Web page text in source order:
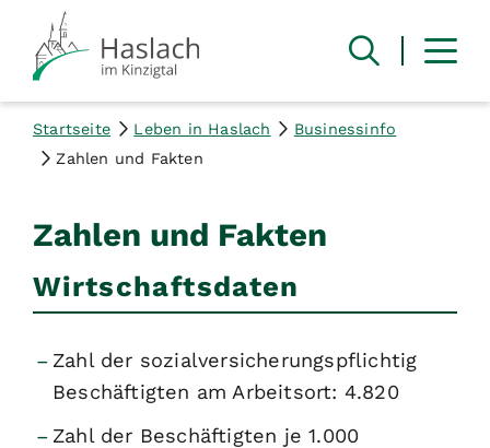
Startseite Leben in Haslach
Businessinfo
Zahlen und Fakten
Zahlen und Fakten
Wirtschaftsdaten
Zahl der sozialversicherungspflichtig
Beschäftigten am Arbeitsort: 4.820
Zahl der Beschäftigten je 1.000